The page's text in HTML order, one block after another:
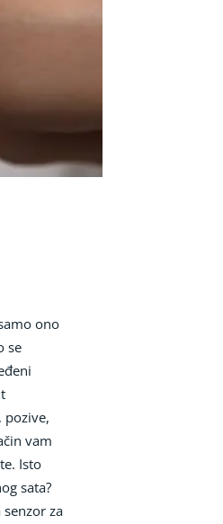
ono
se
pozive,
vam
Isto
sata?
za